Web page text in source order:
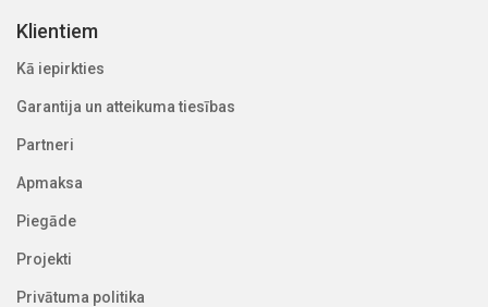
Klientiem
Kā iepirkties
Garantija un atteikuma tiesības
Partneri
Apmaksa
Piegāde
Projekti
Privātuma politika